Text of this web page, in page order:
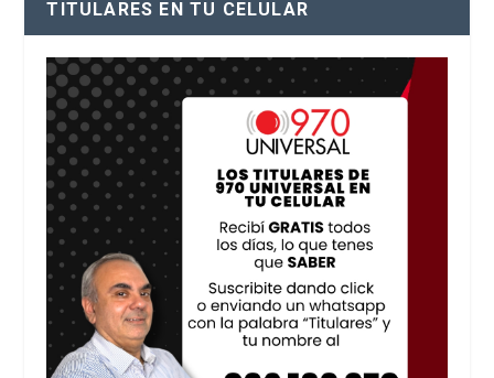
TITULARES EN TU CELULAR